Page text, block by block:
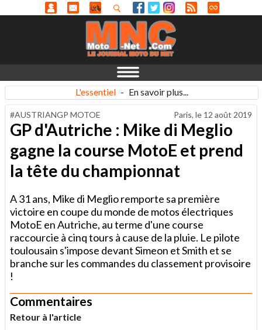
L'essentiel - En savoir plus...
#AUSTRIANGP MOTOE Paris, le 12 août 2019
GP d'Autriche : Mike di Meglio
gagne la course MotoE et prend
la tête du championnat
A 31 ans, Mike di Meglio remporte sa première
victoire en coupe du monde de motos électriques
MotoE en Autriche, au terme d'une course
raccourcie à cinq tours à cause de la pluie. Le pilote
toulousain s'impose devant Simeon et Smith et se
branche sur les commandes du classement provisoire
!
Commentaires
Retour à l'article